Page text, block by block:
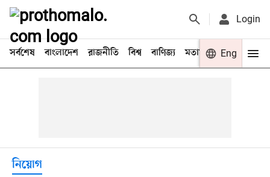
Login
সর্বশেষ বাংলাদেশ রাজনীতি বিশ্ব বাণিজ্য মতামত খেলা
Eng
নিয়োগ